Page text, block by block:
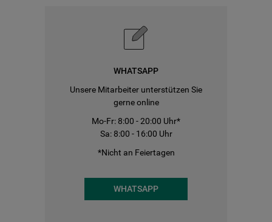
WHATSAPP
Unsere Mitarbeiter unterstützen Sie
gerne online
Mo-Fr: 8:00 - 20:00 Uhr*
Sa: 8:00 - 16:00 Uhr
*Nicht an Feiertagen
WHATSAPP